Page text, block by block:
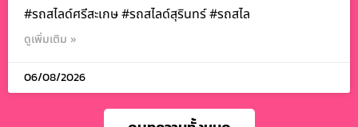
#รถสไลด์ศรีสะเกษ #รถสไลด์สุรินทร์ #รถสไล
ดูเพิ่มเติม »
06/08/2026